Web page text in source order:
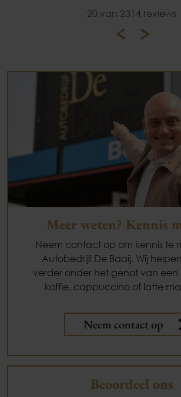
20 van 2314 reviews
Meer weten? Kennis
Neem contact op om kennis te
Autobedrijf De Baaij. Wij
verder onder het genot van
koffie, cappuccino of latte
Neem contact op
Beoordeel ons